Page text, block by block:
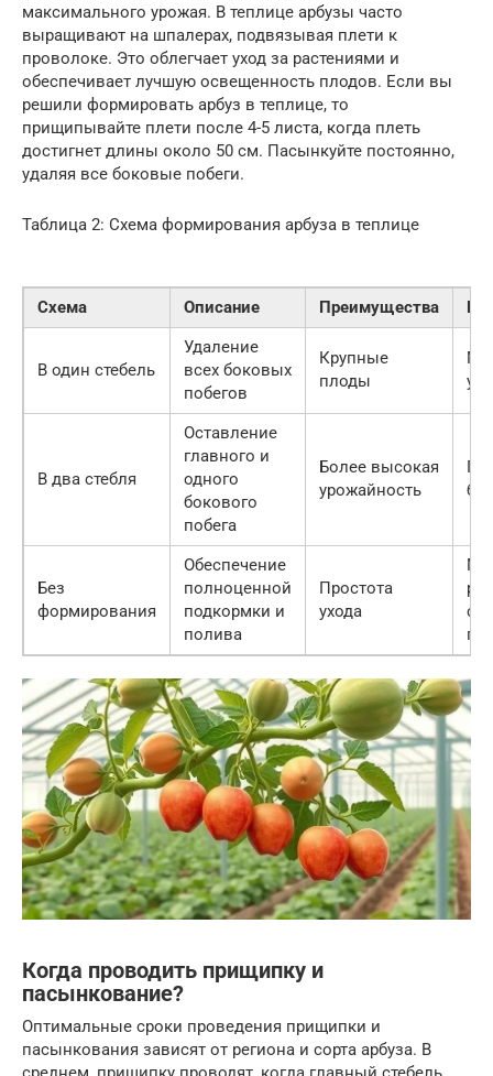
максимального урожая. В теплице арбузы часто
выращивают на шпалерах, подвязывая плети к
проволоке. Это облегчает уход за растениями и
обеспечивает лучшую освещенность плодов. Если вы
решили формировать арбуз в теплице, то
прищипывайте плети после 4-5 листа, когда плеть
достигнет длины около 50 см. Пасынкуйте постоянно,
удаляя все боковые побеги.
Таблица 2: Схема формирования арбуза в теплице
Схема Описание Преимущества
В один стебель
Удаление
всех боковых
побегов
Крупные
плоды
В два стебля
Оставление
главного и
одного
бокового
побега
Более высокая
урожайность
Без
формирования
Обеспечение
полноценной
подкормки и
полива
Простота
ухода
Когда проводить прищипку и
пасынкование?
Оптимальные сроки проведения прищипки и
пасынкования зависят от региона и сорта арбуза. В